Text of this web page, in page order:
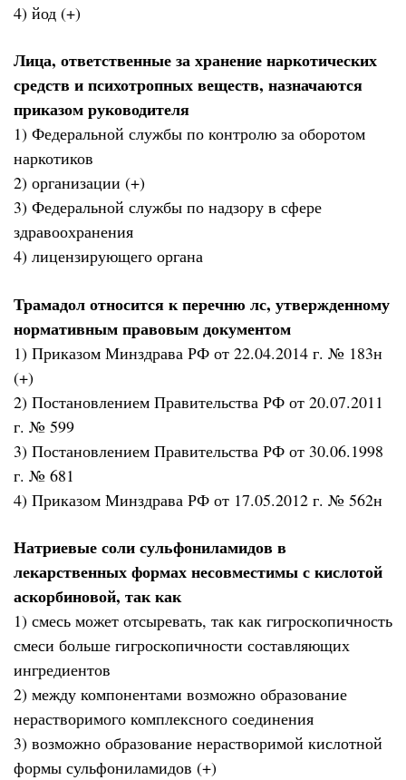
4) йод (+)
Лица, ответственные за хранение наркотических
средств и психотропных веществ, назначаются
приказом руководителя
1) Федеральной службы по контролю за оборотом
наркотиков
2) организации (+)
3) Федеральной службы по надзору в сфере
здравоохранения
4) лицензирующего органа
Трамадол относится к перечню лс, утвержденному
нормативным правовым документом
1) Приказом Минздрава РФ от 22.04.2014 г. № 183н
(+)
2) Постановлением Правительства РФ от 20.07.2011
г. № 599
3) Постановлением Правительства РФ от 30.06.1998
г. № 681
4) Приказом Минздрава РФ от 17.05.2012 г. № 562н
Натриевые соли сульфониламидов в
лекарственных формах несовместимы с кислотой
аскорбиновой, так как
1) смесь может отсыревать, так как гигроскопичность
смеси больше гигроскопичности составляющих
ингредиентов
2) между компонентами возможно образование
нерастворимого комплексного соединения
3) возможно образование нерастворимой кислотной
формы сульфониламидов (+)